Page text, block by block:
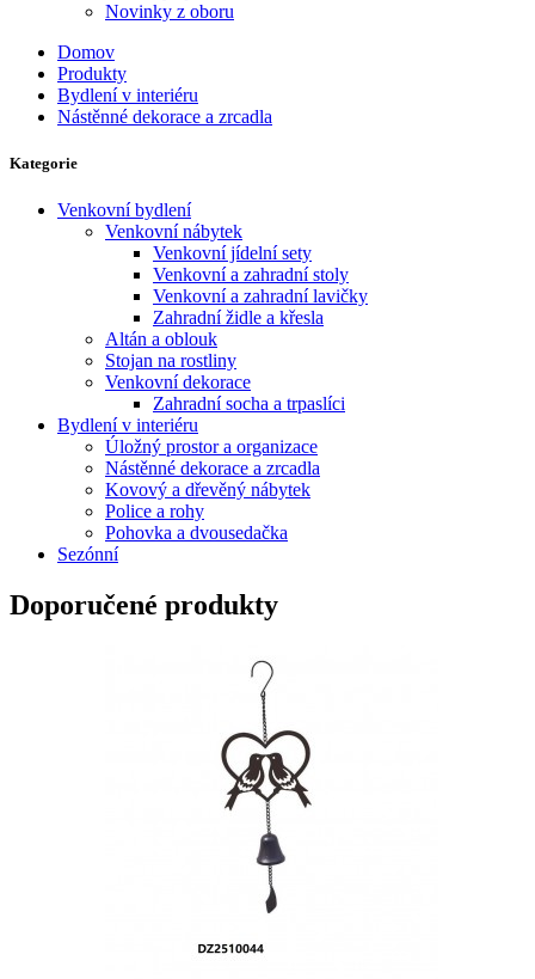
Novinky z oboru
Domov
Produkty
Bydlení v interiéru
Nástěnné dekorace a zrcadla
Kategorie
Venkovní bydlení
Venkovní nábytek
Venkovní jídelní sety
Venkovní a zahradní stoly
Venkovní a zahradní lavičky
Zahradní židle a křesla
Altán a oblouk
Stojan na rostliny
Venkovní dekorace
Zahradní socha a trpaslíci
Bydlení v interiéru
Úložný prostor a organizace
Nástěnné dekorace a zrcadla
Kovový a dřevěný nábytek
Police a rohy
Pohovka a dvousedačka
Sezónní
Doporučené produkty